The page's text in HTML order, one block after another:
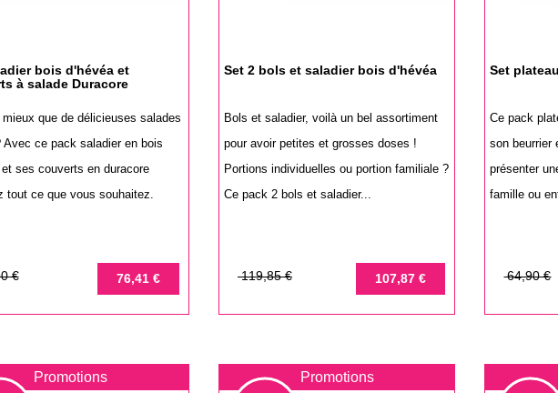
bois d'hévéa et
à salade Duracore
mieux que de délicieuses salades
Avec ce pack saladier en bois
ses couverts en duracore
tout ce que vous souhaitez.
€ 76,41 €
Set 2 bols et saladier bois d'hévéa
Bols et saladier, voilà un bel assortiment
pour avoir petites et grosses doses !
Portions individuelles ou portion familiale ?
Ce pack 2 bols et saladier...
Prix
119,85 €
Prix 107,87 €
Set
Ce pack
son beurrier
présenter
famille ou
Prix
64,90 €
Prix
Promotions Promotions